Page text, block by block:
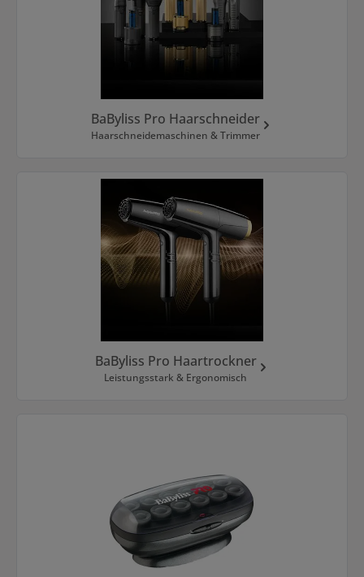
BaByliss Pro Haarschneider
Haarschneidemaschinen & Trimmer
BaByliss Pro Haartrockner
Leistungsstark & Ergonomisch